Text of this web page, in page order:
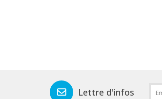
Lettre d'infos